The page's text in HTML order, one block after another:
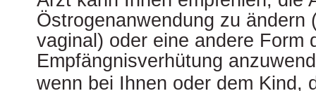
Östrogenanwendung zu ändern
vaginal) oder eine andere Form
Empfängnisverhütung
wenn bei Ihnen oder dem Kind,